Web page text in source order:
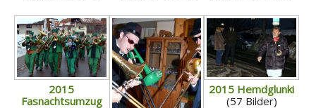
2015
Fasnachtsumzug
2015 Hemdglunki
(57 Bilder)